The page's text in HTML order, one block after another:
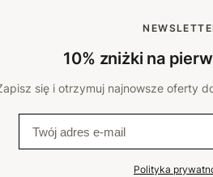
10% zniżki na
się i otrzymuj najnowsze oferty
Polityka